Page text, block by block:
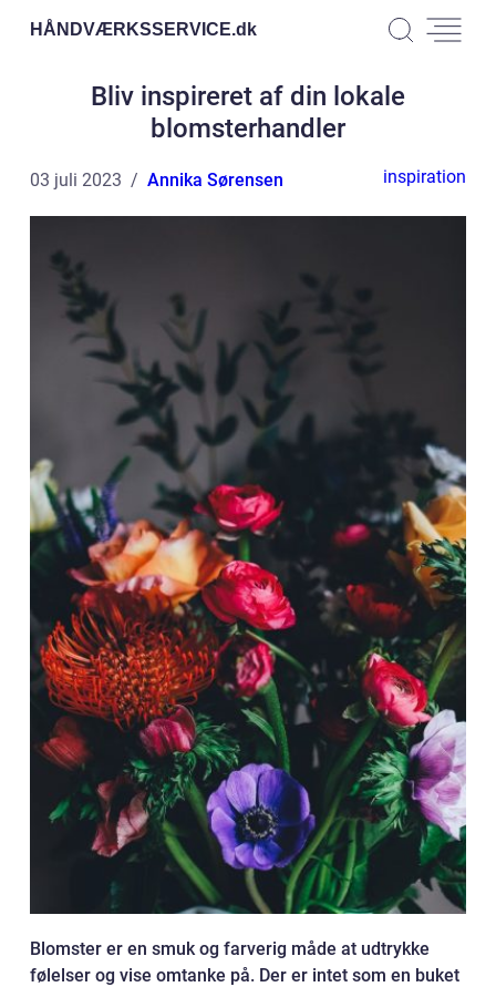
HÅNDVÆRKSSERVICE.dk
Bliv inspireret af din lokale
blomsterhandler
03 juli 2023 Annika Sørensen inspiration
Blomster er en smuk og farverig måde at udtrykke
følelser og vise omtanke på. Der er intet som en buket